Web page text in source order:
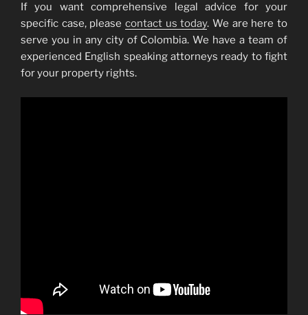
If you want comprehensive legal advice for your
specific case, please contact us today. We are here to
serve you in any city of Colombia. We have a team of
experienced English speaking attorneys ready to fight
for your property rights.